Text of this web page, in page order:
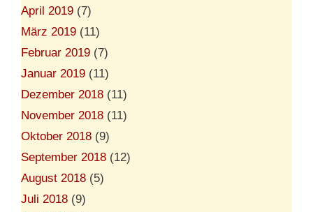
April 2019 (7)
März 2019 (11)
Februar 2019 (7)
Januar 2019 (11)
Dezember 2018 (11)
November 2018 (11)
Oktober 2018 (9)
September 2018 (12)
August 2018 (5)
Juli 2018 (9)